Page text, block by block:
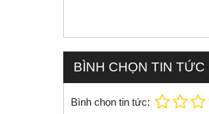
BÌNH CHỌN TIN TỨC
Bình chọn tin tức: